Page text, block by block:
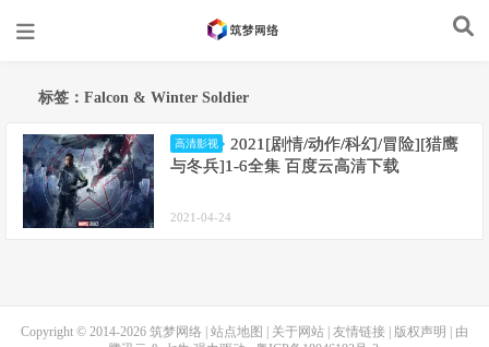
标签：Falcon & Winter Soldier
高清影视
2021[剧情/动作/科幻/冒险][猎鹰
与冬兵]1-6全集 百度云高清下载
2021-04-24
Copyright © 2014-2026 筑梦网络 站点地图 关于网站 友情链接 版权声明
| 由